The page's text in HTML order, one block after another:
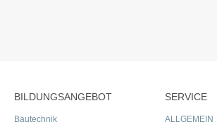
BILDUNGSANGEBOT
Bautechnik
SERVICE
ALLGEMEIN